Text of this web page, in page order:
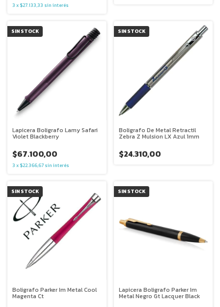
3 x $27.133,33 sin interés
SIN STOCK
Lapicera Boligrafo Lamy Safari
Violet Blackberry
$67.100,00
3 x $22.366,67 sin interés
SIN STOCK
Boligrafo De Metal Retractil
Zebra Z Mulsion LX Azul 1mm
$24.310,00
SIN STOCK
Boligrafo Parker Im Metal Cool
Magenta Ct
SIN STOCK
Lapicera Boligrafo Parker Im
Metal Negro Gt Lacquer Black